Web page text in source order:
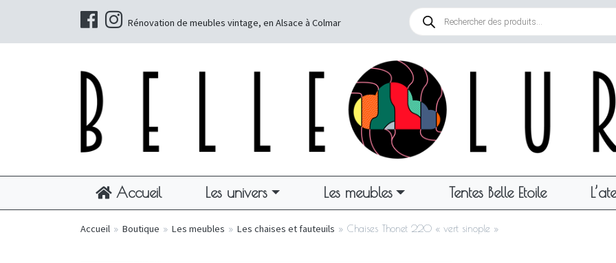
Rénovation de meubles vintage, en Alsace à Colmar
Recherche
produits
Accueil Les univers Les meubles Tentes Belle Etoile
Accueil » Boutique » Les meubles » Les chaises et fauteuils » Chaises Thonet 220 « vert sinople »